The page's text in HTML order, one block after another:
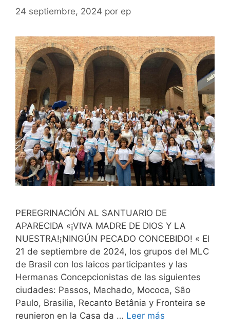
24 septiembre, 2024 por ep
PEREGRINACIÓN AL SANTUARIO DE
APARECIDA «¡VIVA MADRE DE DIOS Y LA
NUESTRA!¡NINGÚN PECADO CONCEBIDO! « El
21 de septiembre de 2024, los grupos del MLC
de Brasil con los laicos participantes y las
Hermanas Concepcionistas de las siguientes
ciudades: Passos, Machado, Mococa, São
Paulo, Brasilia, Recanto Betânia y Fronteira se
reunieron en la Casa da … Leer más